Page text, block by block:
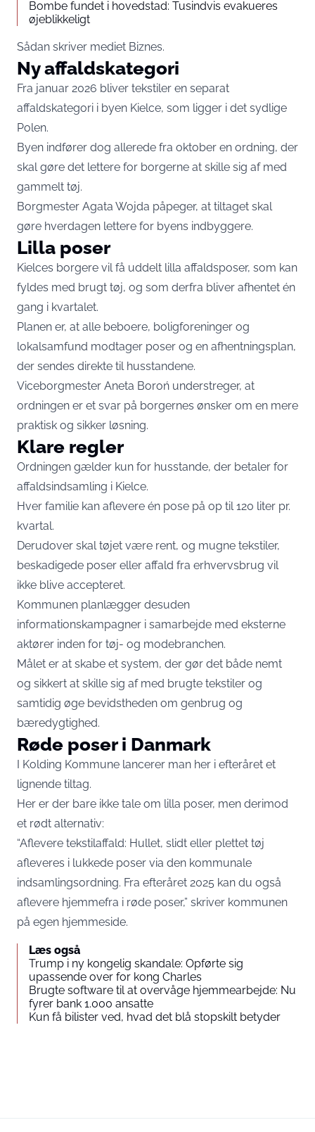
Bombe fundet i hovedstad: Tusindvis evakueres
øjeblikkeligt
Sådan skriver mediet Biznes.
Ny affaldskategori
Fra januar 2026 bliver tekstiler en separat
affaldskategori i byen Kielce, som ligger i det sydlige
Polen.
Byen indfører dog allerede fra oktober en ordning, der
skal gøre det lettere for borgerne at skille sig af med
gammelt tøj.
Borgmester Agata Wojda påpeger, at tiltaget skal
gøre hverdagen lettere for byens indbyggere.
Lilla poser
Kielces borgere vil få uddelt lilla affaldsposer, som kan
fyldes med brugt tøj, og som derfra bliver afhentet én
gang i kvartalet.
Planen er, at alle beboere, boligforeninger og
lokalsamfund modtager poser og en afhentningsplan,
der sendes direkte til husstandene.
Viceborgmester Aneta Boroń understreger, at
ordningen er et svar på borgernes ønsker om en mere
praktisk og sikker løsning.
Klare regler
Ordningen gælder kun for husstande, der betaler for
affaldsindsamling i Kielce.
Hver familie kan aflevere én pose på op til 120 liter pr.
kvartal.
Derudover skal tøjet være rent, og mugne tekstiler,
beskadigede poser eller affald fra erhvervsbrug vil
ikke blive accepteret.
Kommunen planlægger desuden
informationskampagner i samarbejde med eksterne
aktører inden for tøj- og modebranchen.
Målet er at skabe et system, der gør det både nemt
og sikkert at skille sig af med brugte tekstiler og
samtidig øge bevidstheden om genbrug og
bæredygtighed.
Røde poser i Danmark
I Kolding Kommune lancerer man her i efteråret et
lignende tiltag.
Her er der bare ikke tale om lilla poser, men derimod
et rødt alternativ:
“Aflevere tekstilaffald: Hullet, slidt eller plettet tøj
afleveres i lukkede poser via den kommunale
indsamlingsordning. Fra efteråret 2025 kan du også
aflevere hjemmefra i røde poser,” skriver kommunen
på egen hjemmeside.
Læs også
Trump i ny kongelig skandale: Opførte sig
upassende over for kong Charles
Brugte software til at overvåge hjemmearbejde: Nu
fyrer bank 1.000 ansatte
Kun få bilister ved, hvad det blå stopskilt betyder